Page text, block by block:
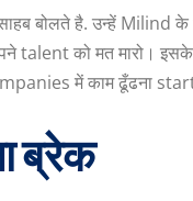
बोलते है. उन्हें Milind के
talent को मत मारो।
में काम ढूँढना start
ब्रेक